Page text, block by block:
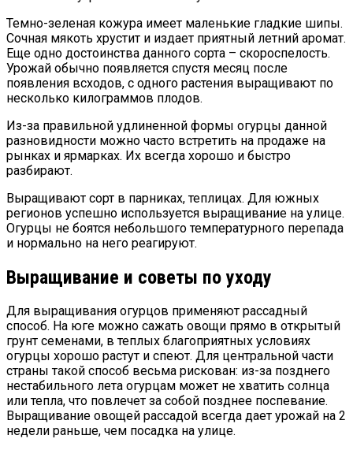
Темно-зеленая кожура имеет маленькие гладкие шипы.
Сочная мякоть хрустит и издает приятный летний аромат.
Еще одно достоинства данного сорта – скороспелость.
Урожай обычно появляется спустя месяц после
появления всходов, с одного растения выращивают по
несколько килограммов плодов.
Из-за правильной удлиненной формы огурцы данной
разновидности можно часто встретить на продаже на
рынках и ярмарках. Их всегда хорошо и быстро
разбирают.
Выращивают сорт в парниках, теплицах. Для южных
регионов успешно используется выращивание на улице.
Огурцы не боятся небольшого температурного перепада
и нормально на него реагируют.
Выращивание и советы по уходу
Для выращивания огурцов применяют рассадный
способ. На юге можно сажать овощи прямо в открытый
грунт семенами, в теплых благоприятных условиях
огурцы хорошо растут и спеют. Для центральной части
страны такой способ весьма рискован: из-за позднего
нестабильного лета огурцам может не хватить солнца
или тепла, что повлечет за собой позднее поспевание.
Выращивание овощей рассадой всегда дает урожай на 2
недели раньше, чем посадка на улице.